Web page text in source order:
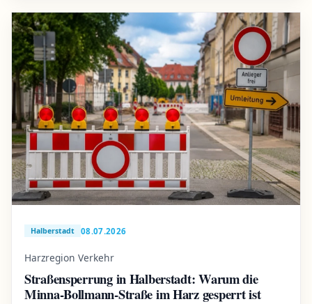
Halberstadt 08.07.2026
Harzregion Verkehr
Straßensperrung in Halberstadt: Warum die
Minna-Bollmann-Straße im Harz gesperrt ist